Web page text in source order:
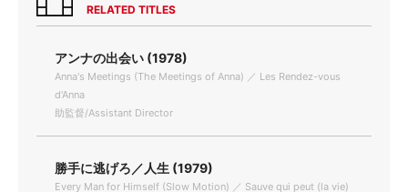
RELATED TITLES
アンナの出会い (1978)
Anna's Meetings (The Meetings of Anna) ／ Les Rendez-vous
d'Anna
助監督/Assistant Director
勝手に逃げろ／人生 (1979)
Every Man for Himself (Slow Motion) ／ Sauve qui peut (la vie)